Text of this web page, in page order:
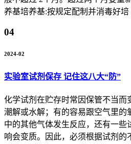
养基培养基:按规定配制并消毒好培
04
2024-02
实验室试剂保存 记住这八大“防”
化学试剂在贮存时常因保管不当而
潮解或水解；有的容易跟空气里的
中的其他气体发生反应，还有一些
响会变质。因此，必须根据试剂的